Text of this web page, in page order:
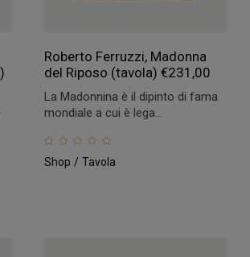
Roberto Ferruzzi, Madonna
del Riposo (tavola)€231,00
La Madonnina è il dipinto di fama
mondiale a cui è lega...
Shop Tavola